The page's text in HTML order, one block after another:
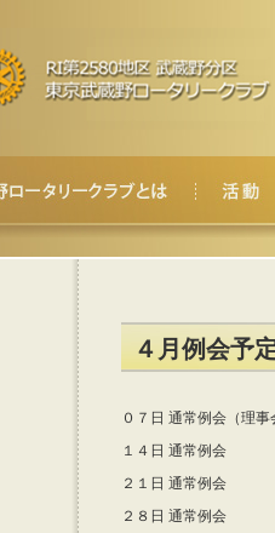
４月例会予
０７日 通常例会（理事
１４日 通常例会
２１日 通常例会
２８日 通常例会